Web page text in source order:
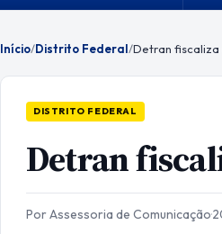
Início/Distrito Federal/Detran fiscaliza
DISTRITO FEDERAL
Detran
Por Assessoria de Comunicação·